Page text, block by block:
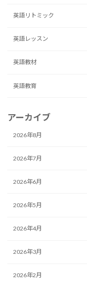
英語リトミック
英語レッスン
英語教材
英語教育
アーカイブ
2026年8月
2026年7月
2026年6月
2026年5月
2026年4月
2026年3月
2026年2月